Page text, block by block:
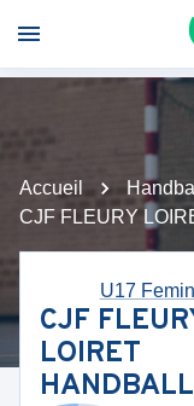
Accueil
Handball
CJF FLEURY
U17
CJF
LOIRET
HANDBALL